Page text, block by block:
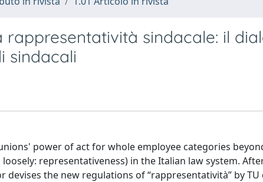
rappresentatività sindacale: il
sindacali
power of act for whole employee categories
representativeness) in the Italian law system.
the new regulations of “rappresentatività” by TU